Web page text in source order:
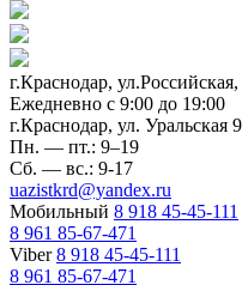
г.Краснодар, ул.Российская,
Ежедневно c 9:00 до 19:00
г.Краснодар, ул. Уральская
Пн. — пт.: 9–19
Сб. — вс.: 9-17
uazistkrd@yandex.ru
Мобильный 8 918 45-45-111
8 961 85-67-471
Viber8 918 45-45-111
8 961 85-67-471